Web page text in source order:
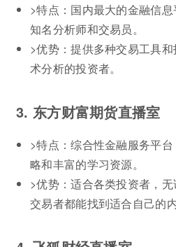
>特点：国内最大的金融信
知名分析师和交易员。
>优势：提供多种交易工具
术分析的投资者。
3. 东方财富期货直播室
>特点：综合性金融服务平
略和丰富的学习资源。
>优势：适合各类投资者，
交易者都能找到适合自己的内